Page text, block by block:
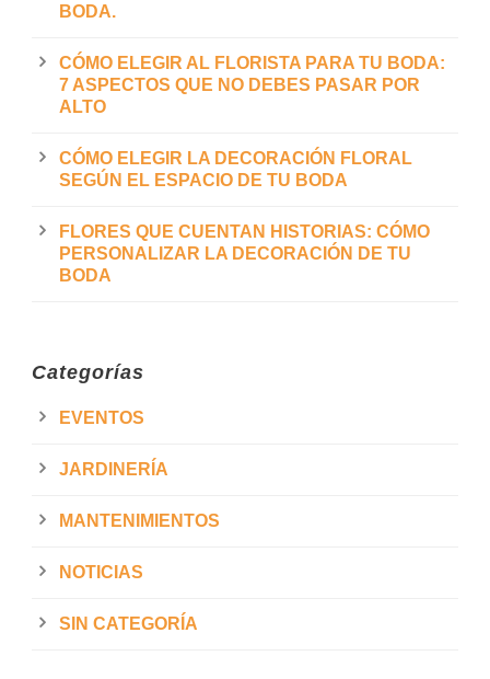
BODA.
CÓMO ELEGIR AL FLORISTA PARA TU BODA:
7 ASPECTOS QUE NO DEBES PASAR POR
ALTO
CÓMO ELEGIR LA DECORACIÓN FLORAL
SEGÚN EL ESPACIO DE TU BODA
FLORES QUE CUENTAN HISTORIAS: CÓMO
PERSONALIZAR LA DECORACIÓN DE TU
BODA
Categorías
EVENTOS
JARDINERÍA
MANTENIMIENTOS
NOTICIAS
SIN CATEGORÍA